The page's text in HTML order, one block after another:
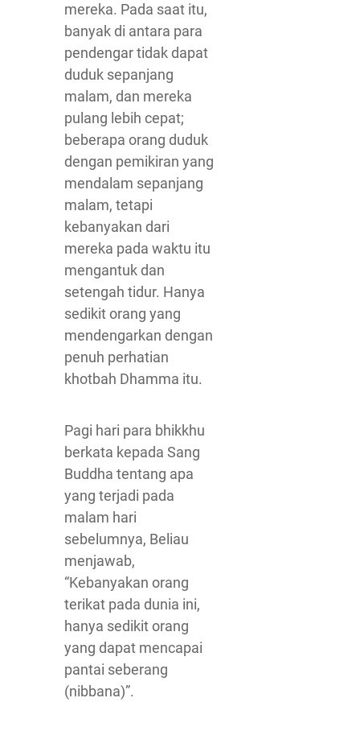
mereka. Pada saat itu,
banyak di antara para
pendengar tidak dapat
duduk sepanjang
malam, dan mereka
pulang lebih cepat;
beberapa orang duduk
dengan pemikiran yang
mendalam sepanjang
malam, tetapi
kebanyakan dari
mereka pada waktu itu
mengantuk dan
setengah tidur. Hanya
sedikit orang yang
mendengarkan dengan
penuh perhatian
khotbah Dhamma itu.
Pagi hari para bhikkhu
berkata kepada Sang
Buddha tentang apa
yang terjadi pada
malam hari
sebelumnya, Beliau
menjawab,
“Kebanyakan orang
terikat pada dunia ini,
hanya sedikit orang
yang dapat mencapai
pantai seberang
(nibbana)”.